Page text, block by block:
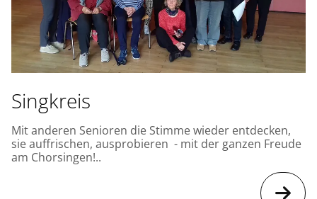
Singkreis
Mit anderen Senioren die Stimme wieder entdecken,
sie auffrischen, ausprobieren - mit der ganzen Freude
am Chorsingen!..